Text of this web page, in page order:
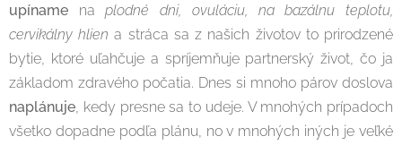
upíname naplodné dni, ovuláciu, na bazálnu teplotu,
cervikálny hlien a stráca sa z našich životov to prirodzené
bytie, ktoré uľahčuje a spríjemňuje partnerský život, čo ja
základom zdravého počatia. Dnes si mnoho párov doslova
naplánuje , kedy presne sa to udeje. V mnohých prípadoch
všetko dopadne podľa plánu, no v mnohých iných je veľké